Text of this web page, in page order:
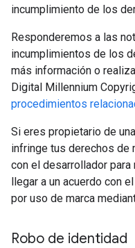
incumplimiento de los
Responderemos a las
incumplimientos de los
más información o
Digital Millennium
procedimientos
Si eres propietario de
infringe tus derechos de
con el desarrollador
llegar a un acuerdo con
por uso de marca
Robo de identidad